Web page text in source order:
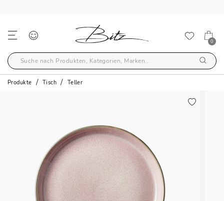
0
Produkte Tisch Teller